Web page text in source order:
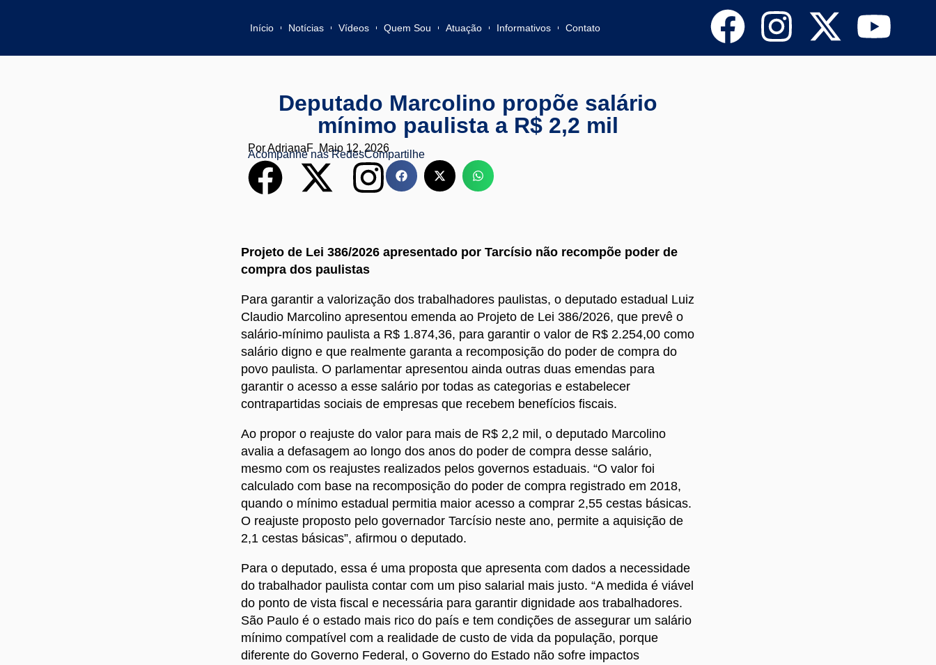
Início Notícias Vídeos Quem Sou Atuação Informativos Contato
Deputado Marcolino propõe salário
mínimo paulista a R$ 2,2 mil
PorAdrianaF Maio 12, 2026
Acompanhe nas RedesCompartilhe
Projeto de Lei 386/2026 apresentado por Tarcísio não recompõe poder de
compra dos paulistas
Para garantir a valorização dos trabalhadores paulistas, o deputado estadual Luiz
Claudio Marcolino apresentou emenda ao Projeto de Lei 386/2026, que prevê o
salário-mínimo paulista a R$ 1.874,36, para garantir o valor de R$ 2.254,00 como
salário digno e que realmente garanta a recomposição do poder de compra do
povo paulista. O parlamentar apresentou ainda outras duas emendas para
garantir o acesso a esse salário por todas as categorias e estabelecer
contrapartidas sociais de empresas que recebem benefícios fiscais.
Ao propor o reajuste do valor para mais de R$ 2,2 mil, o deputado Marcolino
avalia a defasagem ao longo dos anos do poder de compra desse salário,
mesmo com os reajustes realizados pelos governos estaduais. “O valor foi
calculado com base na recomposição do poder de compra registrado em 2018,
quando o mínimo estadual permitia maior acesso a comprar 2,55 cestas básicas.
O reajuste proposto pelo governador Tarcísio neste ano, permite a aquisição de
2,1 cestas básicas”, afirmou o deputado.
Para o deputado, essa é uma proposta que apresenta com dados a necessidade
do trabalhador paulista contar com um piso salarial mais justo. “A medida é viável
do ponto de vista fiscal e necessária para garantir dignidade aos trabalhadores.
São Paulo é o estado mais rico do país e tem condições de assegurar um salário
mínimo compatível com a realidade de custo de vida da população, porque
diferente do Governo Federal, o Governo do Estado não sofre impactos